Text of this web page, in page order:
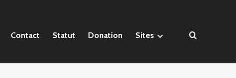
Contact Statut Donation Sites